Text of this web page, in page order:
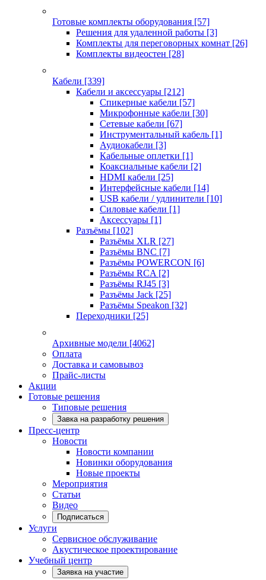
Готовые комплекты оборудования [57]
Решения для удаленной работы [3]
Комплекты для переговорных комнат [26]
Комплекты видеостен [28]
Кабели [339]
Кабели и аксессуары [212]
Спикерные кабели [57]
Микрофонные кабели [30]
Сетевые кабели [67]
Инструментальный кабель [1]
Аудиокабели [3]
Кабельные оплетки [1]
Коаксиальные кабели [2]
HDMI кабели [25]
Интерфейсные кабели [14]
USB кабели / удлинители [10]
Силовые кабели [1]
Аксессуары [1]
Разъёмы [102]
Разъёмы XLR [27]
Разъёмы BNC [7]
Разъёмы POWERCON [6]
Разъёмы RCA [2]
Разъёмы RJ45 [3]
Разъёмы Jack [25]
Разъёмы Speakon [32]
Переходники [25]
Архивные модели [4062]
Оплата
Доставка и самовывоз
Прайс-листы
Акции
Готовые решения
Типовые решения
Завка на разработку решения
Пресс-центр
Новости
Новости компании
Новинки оборудования
Новые проекты
Мероприятия
Статьи
Видео
Подписаться
Услуги
Сервисное обслуживание
Акустическое проектирование
Учебный центр
Заявка на участие